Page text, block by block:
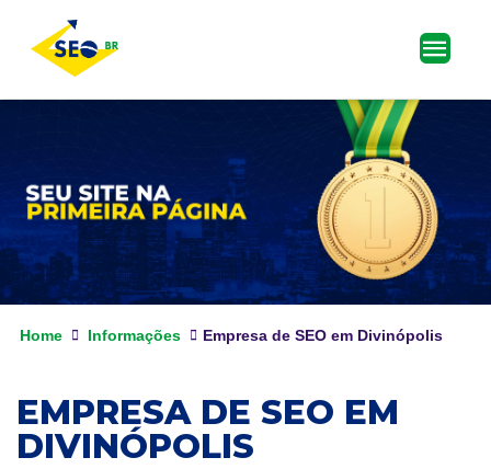
Home Informações Empresa de SEO em Divinópolis
EMPRESA DE SEO EM
DIVINÓPOLIS